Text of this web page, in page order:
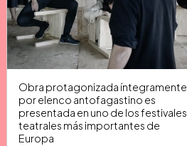
Obra protagonizada íntegramente
por elenco antofagastino es
presentada en uno de los festivales
teatrales más importantes de
Europa